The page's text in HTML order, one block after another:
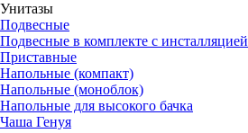
Унитазы
Подвесные
Подвесные в комплекте с инсталляцией
Приставные
Напольные (компакт)
Напольные (моноблок)
Напольные для высокого бачка
Чаша Генуя